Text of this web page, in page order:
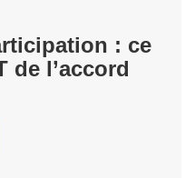
: ce
de l’accord